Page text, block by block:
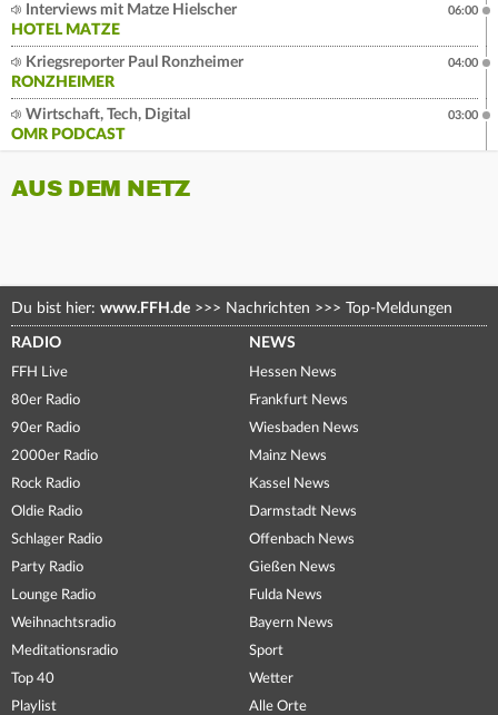
Interviews mit Matze Hielscher
HOTEL MATZE
06:00
Kriegsreporter Paul Ronzheimer
RONZHEIMER
04:00
Wirtschaft, Tech, Digital
OMR PODCAST
03:00
AUS DEM NETZ
Du bist hier: www.FFH.de >>> Nachrichten >>> Top-Meldungen
RADIO
FFH Live
80er Radio
90er Radio
2000er Radio
Rock Radio
Oldie Radio
Schlager Radio
Party Radio
Lounge Radio
Weihnachtsradio
Meditationsradio
Top 40
Playlist
NEWS
Hessen News
Frankfurt News
Wiesbaden News
Mainz News
Kassel News
Darmstadt News
Offenbach News
Gießen News
Fulda News
Bayern News
Sport
Wetter
Alle Orte